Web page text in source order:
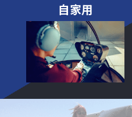
自家用